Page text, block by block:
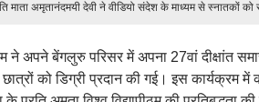
माता अमृतानंदमयी देवी ने वीडियो संदेश के माध्यम से स्नातकों
ने अपने बेंगलुरु परिसर में अपना 27वां दीक्षांत
को डिग्री प्रदान की गई। इस कार्यक्रम